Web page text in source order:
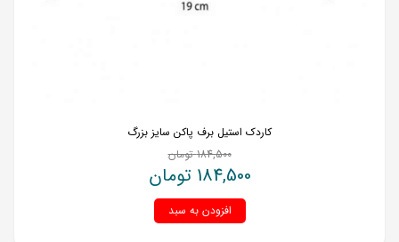
کاردک استیل برف پاکن سایز بزرگ
184,500 تومان
184,500 تومان
افزودن به سبد